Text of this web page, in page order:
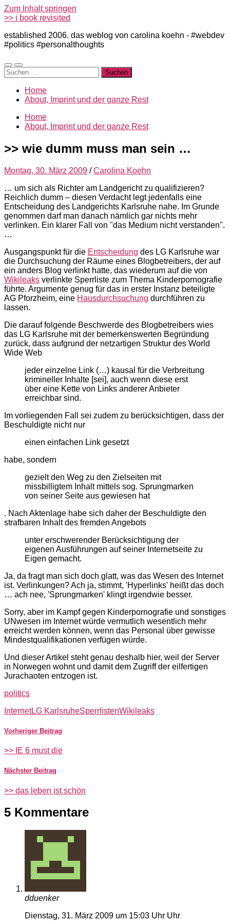
Zum Inhalt springen
>> i book revisited
established 2006. das weblog von carolina koehn - #webdev
#politics #personalthoughts
Mobile-
Menü
Suchfeld
ein-/ausblenden
Suchen
nach:
Home
About, Imprint und der ganze Rest
Home
About, Imprint und der ganze Rest
>> wie dumm muss man sein …
Montag, 30. März 2009 /Carolina Koehn
… um sich als Richter am Landgericht zu qualifizieren?
Reichlich dumm – diesen Verdacht legt jedenfalls eine
Entscheidung des Landgerichts Karlsruhe nahe. Im Grunde
genommen darf man danach nämlich gar nichts mehr
verlinken. Ein klarer Fall von "das Medium nicht verstanden".
…
Ausgangspunkt für die Entscheidung des LG Karlsruhe war
die Durchsuchung der Räume eines Blogbetreibers, der auf
ein anders Blog verlinkt hatte, das wiederum auf die von
Wikileaks verlinkte Sperrliste zum Thema Kinderpornografie
führte. Argumente genug für das in erster Instanz beteiligte
AG Pforzheim, eine Hausdurchsuchung durchführen zu
lassen.
Die darauf folgende Beschwerde des Blogbetreibers wies
das LG Karlsruhe mit der bemerkenswerten Begründung
zurück, dass aufgrund der netzartigen Struktur des World
Wide Web
jeder einzelne Link (…) kausal für die Verbreitung
krimineller Inhalte [sei], auch wenn diese erst
über eine Kette von Links anderer Anbieter
erreichbar sind.
Im vorliegenden Fall sei zudem zu berücksichtigen, dass der
Beschuldigte nicht nur
einen einfachen Link gesetzt
habe, sondern
gezielt den Weg zu den Zielseiten mit
missbilligtem Inhalt mittels sog. Sprungmarken
von seiner Seite aus gewiesen hat
. Nach Aktenlage habe sich daher der Beschuldigte den
strafbaren Inhalt des fremden Angebots
unter erschwerender Berücksichtigung der
eigenen Ausführungen auf seiner Internetseite zu
Eigen gemacht.
Ja, da fragt man sich doch glatt, was das Wesen des Internet
ist. Verlinkungen? Ach ja, stimmt, 'Hyperlinks' heißt das doch
… ach nee, 'Sprungmarken' klingt irgendwie besser.
Sorry, aber im Kampf gegen Kinderpornografie und sonstiges
UNwesen im Internet würde vermutlich wesentlich mehr
erreicht werden können, wenn das Personal über gewisse
Mindestqualifikationen verfügen würde.
Und dieser Artikel steht genau deshalb hier, weil der Server
in Norwegen wohnt und damit dem Zugriff der eilfertigen
Jurachaoten entzogen ist.
politics
InternetLG KarlsruheSperrlistenWikileaks
Vorheriger Beitrag
>> IE 6 must die
Nächster Beitrag
>> das leben ist schön
5 Kommentare
dduenker
Dienstag, 31. März 2009 um 15:03 Uhr Uhr